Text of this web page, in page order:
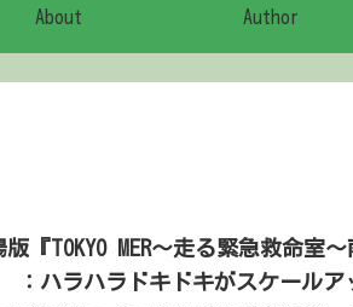
About Author
版『TOKYO MER～走る緊急救命室
：ハラハラドキドキがスケールア